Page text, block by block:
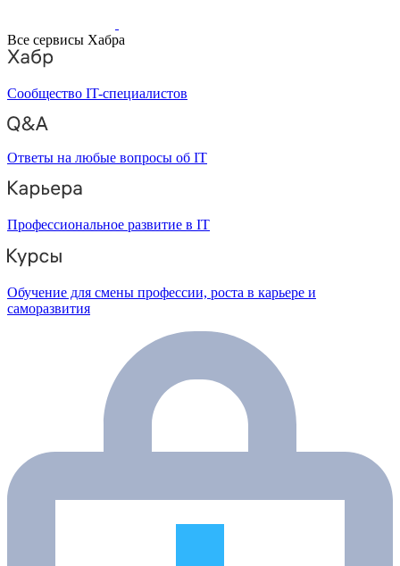
Все сервисы Хабра
Сообщество IT-специалистов
Ответы на любые вопросы об IT
Профессиональное развитие в IT
Обучение для смены профессии, роста в карьере и
саморазвития